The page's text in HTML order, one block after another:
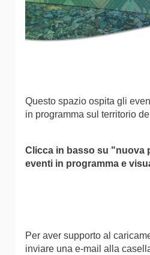
Questo spazio ospita gli
in programma sul territorio
Clicca in basso su "nuova
eventi in programma e
Per aver supporto al
inviare una e-mail alla